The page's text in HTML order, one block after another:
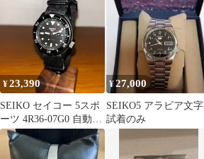
¥23,390
SEIKO セイコー 5スポ
ーツ 4R36-07G0 自動巻
き
¥27,000
SEIKO5 アラビア文字
試着のみ